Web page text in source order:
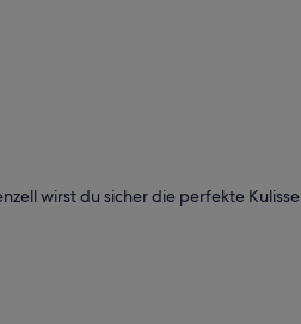
wirst du sicher die perfekte